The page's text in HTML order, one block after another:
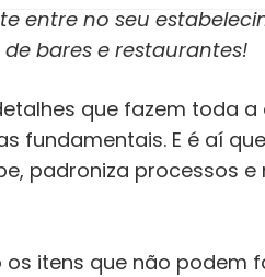
entre no seu
bares e restaurantes!
que fazem toda
fundamentais. E é aí
padroniza processos
itens que não podem